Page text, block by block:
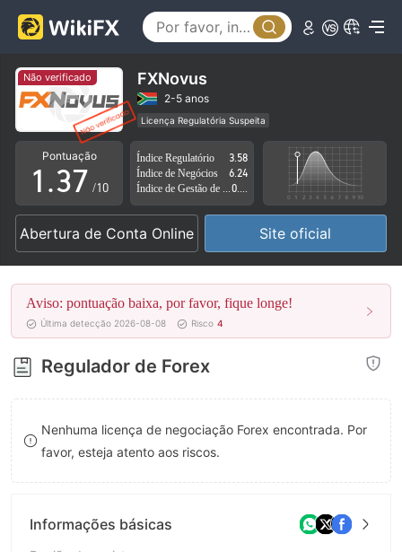
Não verificado FXNovus
2-5 anos
Licença Regulatória Suspeita
Região de negócios suspeita
Risco potencial alto
Pontuação
0
1
2
3
4
5
6
7
8
9
.
0
1
2
3
4
5
6
7
8
9
3
4
5
6
7
8
9
/10
Índice Regulatório
3.58
Índice de Negócios
6.24
Abertura de Conta Online Site oficial
Aviso: pontuação baixa, por favor, fique longe!
Última detecção 2026-08-08 Risco 4
Regulador de Forex
Nenhuma licença de negociação Forex encontrada. Por
favor, esteja atento aos riscos.
Informações básicas